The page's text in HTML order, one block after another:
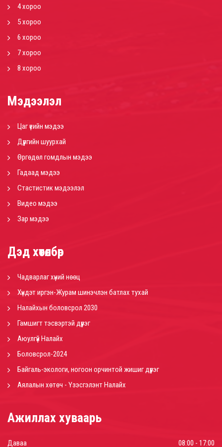
4 хороо
5 хороо
6 хороо
7 хороо
8 хороо
Мэдээлэл
Цаг үеийн мэдээ
Дүүргийн шуурхай
Өргөдөл гомдлын мэдээ
Гадаад мэдээ
Стастистик мэдээлэл
Видео мэдээ
Зар мэдээ
Дэд хөтөлбөр
Чадварлаг хүний нөөц
Хүндэт иргэн-Журам шинэчлэн батлах тухай
Налайхын боловсрол 2030
Гамшигт тэсвэртэй дүүрэг
Аюулгүй Налайх
Боловсрол-2024
Байгаль-экологи, ногоон орчинтой жишиг дүүрэг
Аялалын хөтөч - Үзэсгэлэнт Налайх
Ажиллах хуваарь
Даваа 08:00 - 17:00